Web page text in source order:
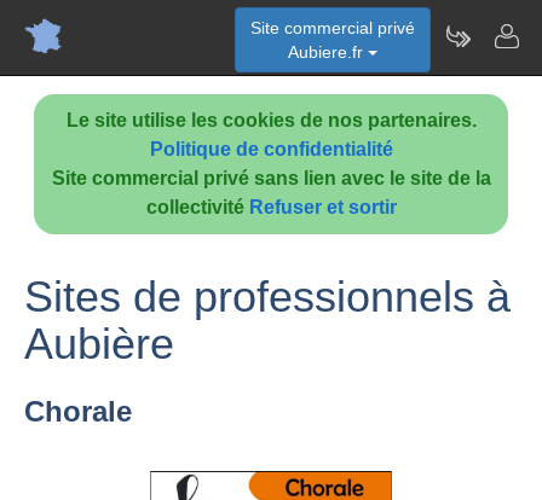
Le site utilise les cookies de nos partenaires.
Politique de confidentialité
Site commercial privé sans lien avec le site de la
collectivité Refuser et sortir
Site commercial privé
Aubiere.fr
Sites de professionnels à
Aubière
Chorale